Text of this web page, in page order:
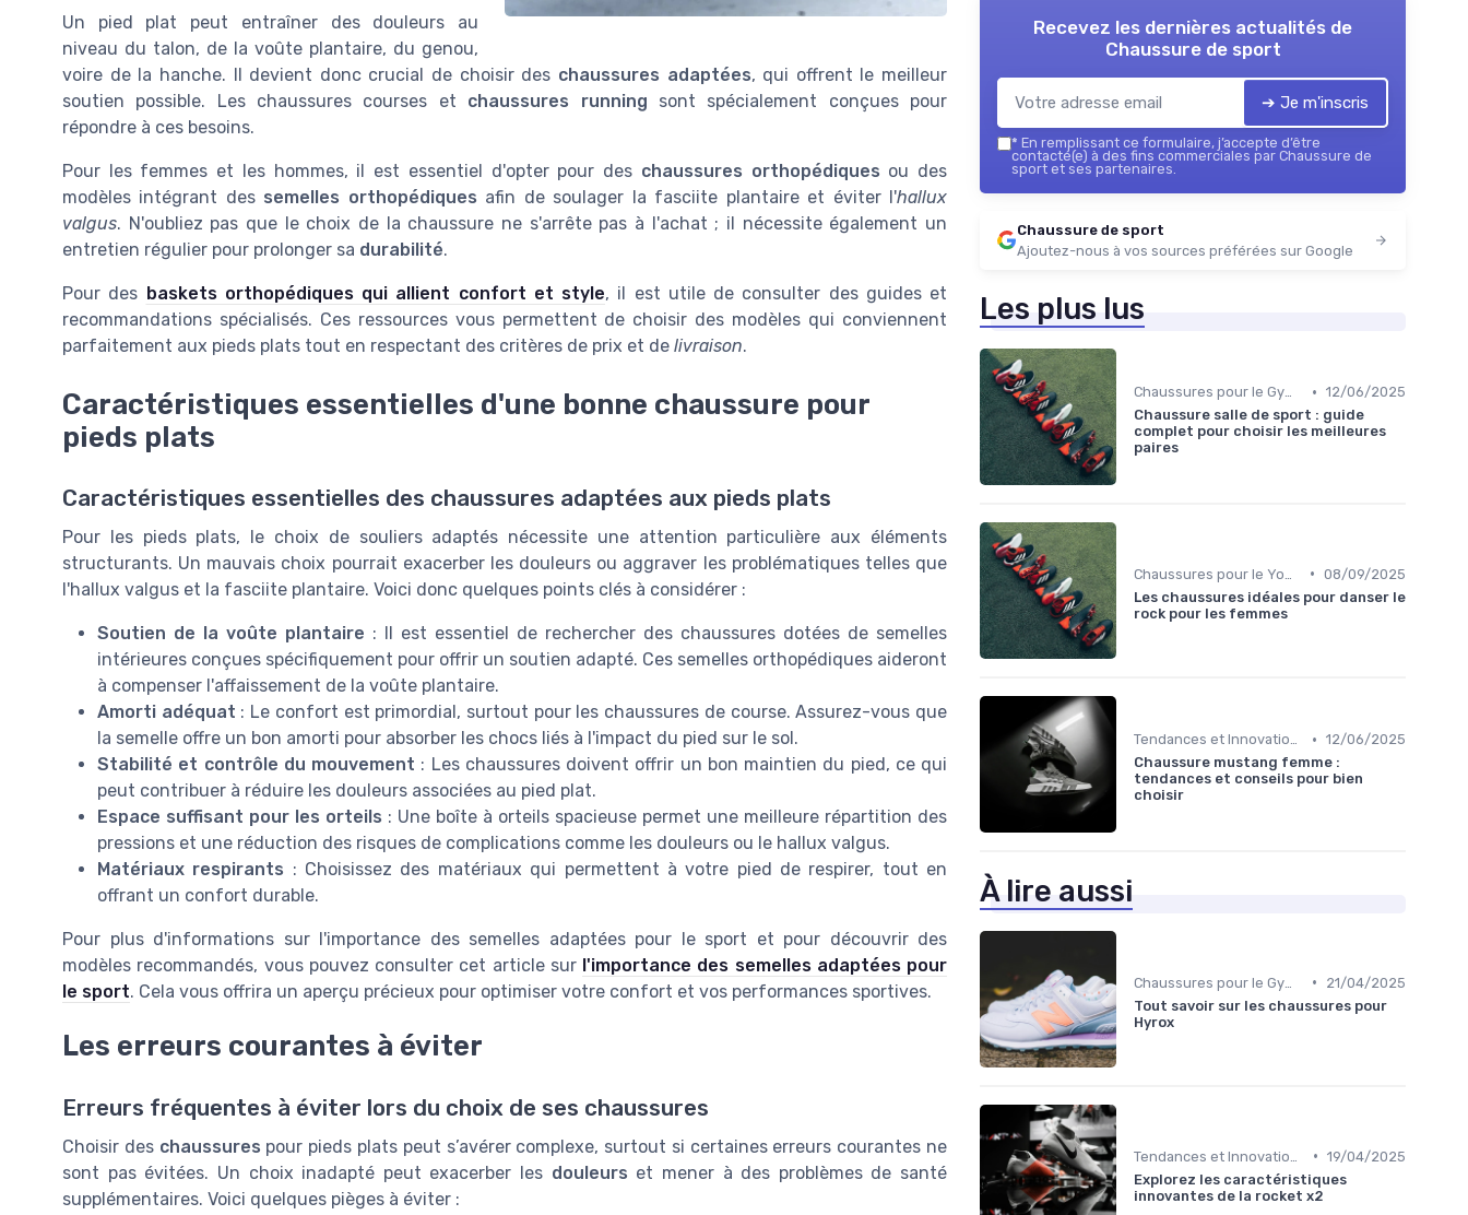
Un pied plat peut entraîner des douleurs au
niveau du talon, de la voûte plantaire, du genou,
voire de la hanche. Il devient donc crucial de choisir des chaussures adaptées, qui offrent le meilleur
soutien possible. Les chaussures courses et chaussures running sont spécialement conçues pour
répondre à ces besoins.
Pour les femmes et les hommes, il est essentiel d'opter pour des chaussures orthopédiques ou des
modèles intégrant des semelles orthopédiques afin de soulager la fasciite plantaire et éviter l'hallux
valgus. N'oubliez pas que le choix de la chaussure ne s'arrête pas à l'achat ; il nécessite également un
entretien régulier pour prolonger sa durabilité.
Pour des baskets orthopédiques qui allient confort et style, il est utile de consulter des guides et
recommandations spécialisés. Ces ressources vous permettent de choisir des modèles qui conviennent
parfaitement aux pieds plats tout en respectant des critères de prix et de livraison.
Caractéristiques essentielles d'une bonne chaussure pour
pieds plats
Caractéristiques essentielles des chaussures adaptées aux pieds plats
Pour les pieds plats, le choix de souliers adaptés nécessite une attention particulière aux éléments
structurants. Un mauvais choix pourrait exacerber les douleurs ou aggraver les problématiques telles que
l'hallux valgus et la fasciite plantaire. Voici donc quelques points clés à considérer :
Soutien de la voûte plantaire : Il est essentiel de rechercher des chaussures dotées de semelles
intérieures conçues spécifiquement pour offrir un soutien adapté. Ces semelles orthopédiques aideront
à compenser l'affaissement de la voûte plantaire.
Amorti adéquat : Le confort est primordial, surtout pour les chaussures de course. Assurez-vous que
la semelle offre un bon amorti pour absorber les chocs liés à l'impact du pied sur le sol.
Stabilité et contrôle du mouvement : Les chaussures doivent offrir un bon maintien du pied, ce qui
peut contribuer à réduire les douleurs associées au pied plat.
Espace suffisant pour les orteils : Une boîte à orteils spacieuse permet une meilleure répartition des
pressions et une réduction des risques de complications comme les douleurs ou le hallux valgus.
Matériaux respirants : Choisissez des matériaux qui permettent à votre pied de respirer, tout en
offrant un confort durable.
Pour plus d'informations sur l'importance des semelles adaptées pour le sport et pour découvrir des
modèles recommandés, vous pouvez consulter cet article sur l'importance des semelles adaptées pour
le sport. Cela vous offrira un aperçu précieux pour optimiser votre confort et vos performances sportives.
Les erreurs courantes à éviter
Erreurs fréquentes à éviter lors du choix de ses chaussures
Choisir des chaussures pour pieds plats peut s’avérer complexe, surtout si certaines erreurs courantes ne
sont pas évitées. Un choix inadapté peut exacerber les douleurs et mener à des problèmes de santé
supplémentaires. Voici quelques pièges à éviter :
Recevez les dernières actualités de
Chaussure de sport
➔ Je m'inscris
* En remplissant ce formulaire, j’accepte d’être
contacté(e) à des fins commerciales par Chaussure de
sport et ses partenaires.
Chaussure de sport
Ajoutez-nous à vos sources préférées sur Google
Les plus lus
Chaussures pour le Gym et le Fitness • 12/06/2025
Chaussure salle de sport : guide
complet pour choisir les meilleures
paires
• 08/09/2025
Les chaussures idéales pour danser le
rock pour les femmes
Tendances et Innovations • 12/06/2025
Chaussure mustang femme :
tendances et conseils pour bien
choisir
À lire aussi
•
21/04/2025
Tout savoir sur les chaussures pour
Hyrox
• 19/04/2025
Explorez les caractéristiques
innovantes de la rocket x2